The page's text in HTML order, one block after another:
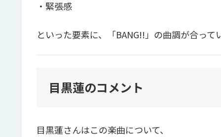
・緊張感
といった要素に、「BANG!!」の曲調が合って
目黒蓮のコメント
目黒蓮さんはこの楽曲について、